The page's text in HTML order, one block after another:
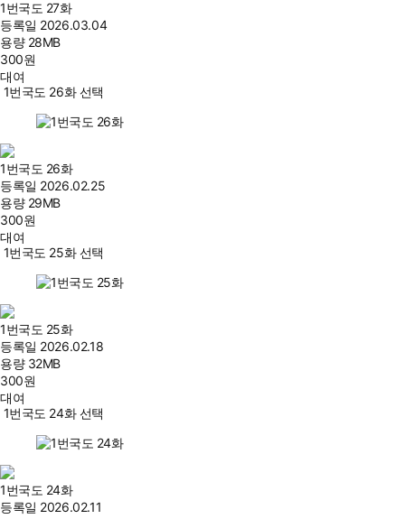
1번국도 27화
등록일 2026.03.04
용량 28MB
300원
대여
1번국도 26화 선택
1번국도 26화
등록일 2026.02.25
용량 29MB
300원
대여
1번국도 25화 선택
1번국도 25화
등록일 2026.02.18
용량 32MB
300원
대여
1번국도 24화 선택
1번국도 24화
등록일 2026.02.11